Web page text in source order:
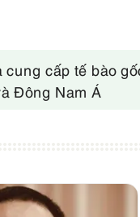
cung cấp tế bào
Đông Nam Á